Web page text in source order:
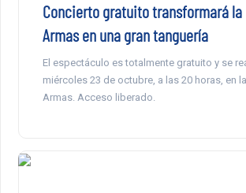
Concierto gratuito transformará la
Armas en una gran tanguería
El espectáculo es totalmente gratuito y se
miércoles 23 de octubre, a las 20 horas, en
Armas. Acceso liberado.